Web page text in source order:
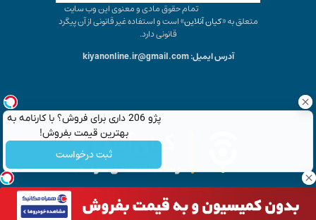
پژو 206 داری برای فروش؟ با کارنامه به
بهترین قیمت بفروش!
ثبت درخواست
تمام حقوق مادی و معنوی این وب سایت
متعلق به «کیان آنلاین» است و استفاده غیر قانونی از آن پیگرد
قانونی دارد.
آدرس ایمیل: kiyanonline.ir@gmail.com